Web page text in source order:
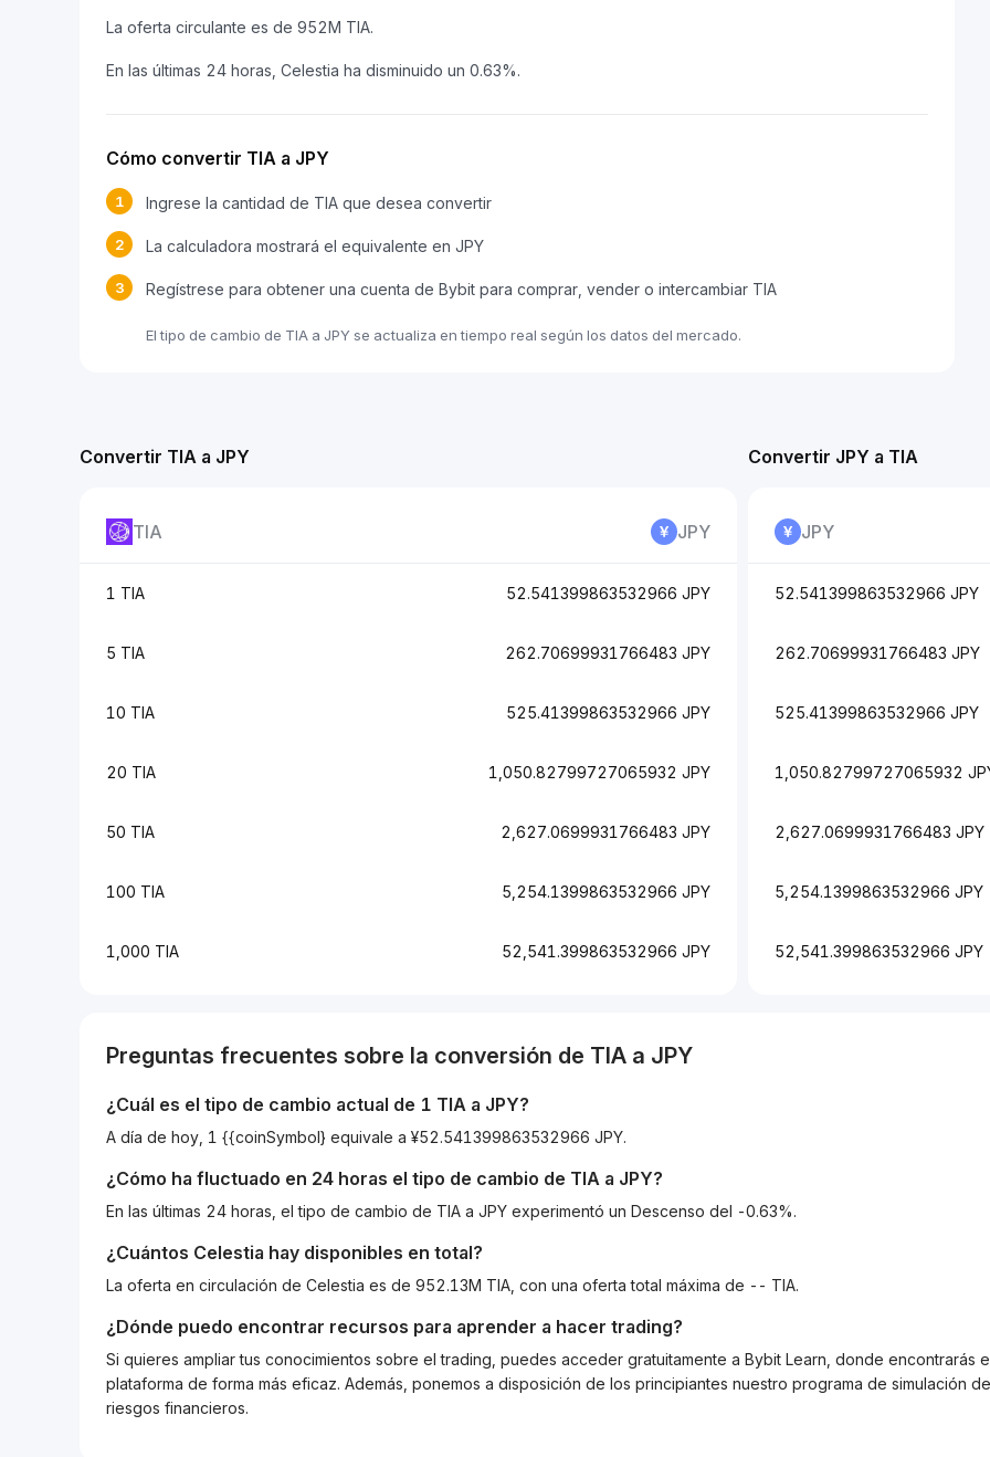
La oferta circulante es de 952M TIA.
En las últimas 24 horas, Celestia ha disminuido un 0.63%.
Cómo convertir TIA a JPY
1 Ingrese la cantidad de TIA que desea convertir
2 La calculadora mostrará el equivalente en JPY
3 Regístrese para obtener una cuenta de Bybit para comprar, vender o intercambiar TIA
El tipo de cambio de TIA a JPY se actualiza en tiempo real según los datos del mercado.
Convertir TIA a JPY
TIA JPY
1 TIA 52.541399863532966 JPY
5 TIA 262.70699931766483 JPY
10 TIA 525.41399863532966 JPY
20 TIA 1,050.82799727065932 JPY
50 TIA 2,627.0699931766483 JPY
100 TIA 5,254.1399863532966 JPY
1,000 TIA 52,541.399863532966 JPY
Convertir JPY a TIA
JPY
52.541399863532966 JPY
262.70699931766483 JPY
525.41399863532966 JPY
1,050.82799727065932
2,627.0699931766483 JPY
5,254.1399863532966 JPY
52,541.399863532966 JPY
Preguntas frecuentes sobre la conversión de TIA a JPY
¿Cuál es el tipo de cambio actual de 1 TIA a JPY?
A día de hoy, 1 {{coinSymbol} equivale a ¥52.541399863532966 JPY.
¿Cómo ha fluctuado en 24 horas el tipo de cambio de TIA a JPY?
En las últimas 24 horas, el tipo de cambio de TIA a JPY experimentó un Descenso del -0.63%.
¿Cuántos Celestia hay disponibles en total?
La oferta en circulación de Celestia es de 952.13M TIA, con una oferta total máxima de -- TIA.
¿Dónde puedo encontrar recursos para aprender a hacer trading?
Si quieres ampliar tus conocimientos sobre el trading, puedes acceder gratuitamente a Bybit Learn, donde encontrarás
plataforma de forma más eficaz. Además, ponemos a disposición de los principiantes nuestro programa de simulación
riesgos financieros.